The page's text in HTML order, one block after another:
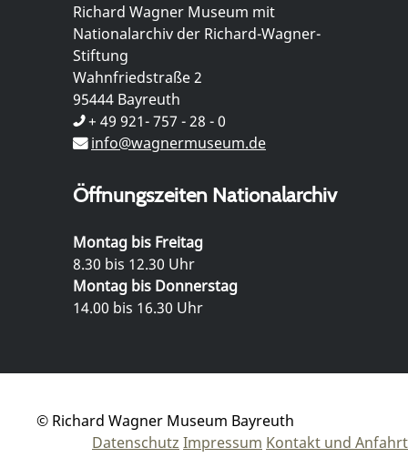
Richard Wagner Museum mit
Nationalarchiv der Richard-Wagner-
Stiftung
Wahnfriedstraße 2
95444 Bayreuth
+ 49 921- 757 - 28 - 0
info@wagnermuseum.de
Öffnungszeiten Nationalarchiv
Montag bis Freitag
8.30 bis 12.30 Uhr
Montag bis Donnerstag
14.00 bis 16.30 Uhr
© Richard Wagner Museum Bayreuth
Datenschutz Impressum Kontakt und Anfahrt